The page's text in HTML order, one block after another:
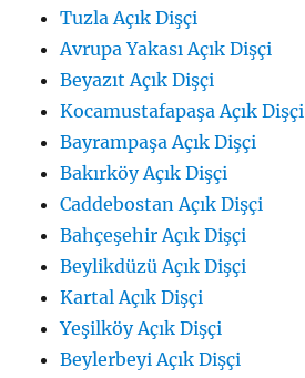
Tuzla Açık Dişçi
Avrupa Yakası Açık Dişçi
Beyazıt Açık Dişçi
Kocamustafapaşa Açık Dişçi
Bayrampaşa Açık Dişçi
Bakırköy Açık Dişçi
Caddebostan Açık Dişçi
Bahçeşehir Açık Dişçi
Beylikdüzü Açık Dişçi
Kartal Açık Dişçi
Yeşilköy Açık Dişçi
Beylerbeyi Açık Dişçi